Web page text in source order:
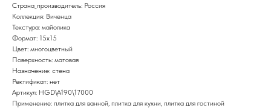
Страна_производитель: Россия
Коллекция: Виченца
Текстура: майолика
Формат: 15x15
Цвет: многоцветный
Поверхность: матовая
Назначение: стена
Ректификат: нет
Артикул: HGD\A190\17000
Применение: плитка для ванной, плитка для кухни, плитка для гостиной